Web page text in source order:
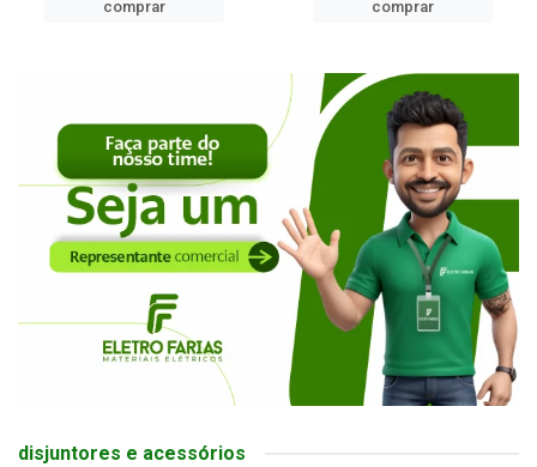
comprar
comprar
disjuntores e acessórios